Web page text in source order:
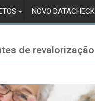
NOVO DATACHECK
de revalorização